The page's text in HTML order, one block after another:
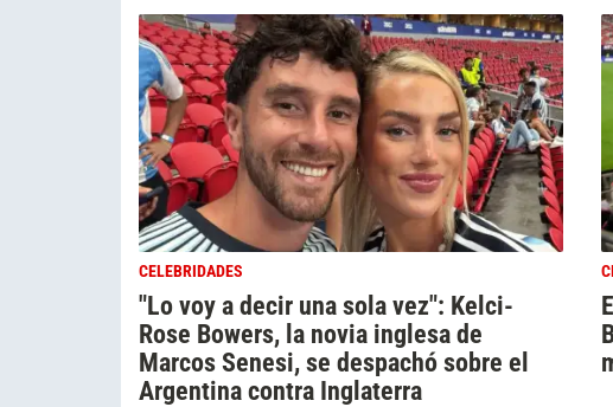
CELEBRIDADES
"Lo voy a decir una sola vez": Kelci-
Rose Bowers, la novia inglesa de
Marcos Senesi, se despachó sobre el
Argentina contra Inglaterra